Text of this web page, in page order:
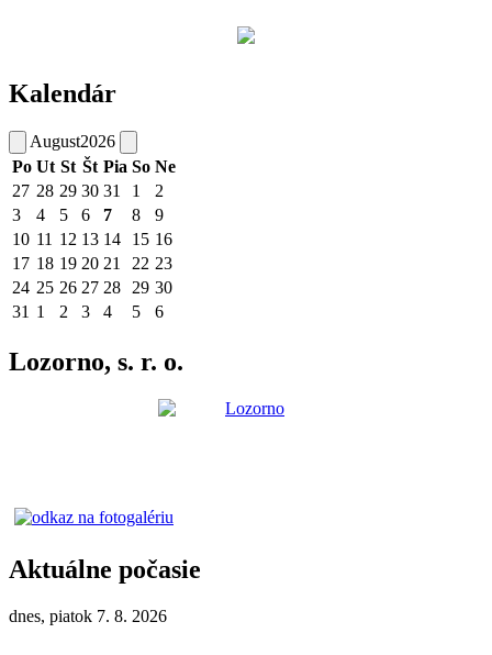
Kalendár
August2026
Po Ut St Št Pia So Ne
27 28 29 30 31 1
2
3
4 5 6 7 8
9
10 11 12 13 14 15 16
17 18 19 20 21 22 23
24 25 26 27 28 29 30
31 1 2 3 4 5 6
Lozorno, s. r. o.
Aktuálne počasie
dnes, piatok 7. 8. 2026